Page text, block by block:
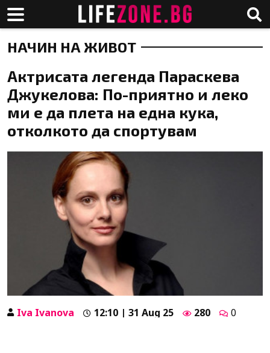
НАЧИН НА ЖИВОТ
Актрисата легенда Параскева
Джукелова: По-приятно и леко
ми е да плета на една кука,
отколкото да спортувам
Iva Ivanova 12:10 | 31 Aug 25 280 0